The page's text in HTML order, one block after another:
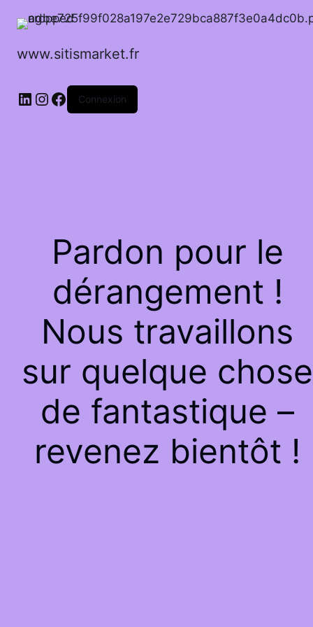
www.sitismarket.fr
LinkedIn
Instagram
Facebook
Connexion
Pardon pour le
dérangement !
Nous travaillons
sur quelque chose
de fantastique –
revenez bientôt !